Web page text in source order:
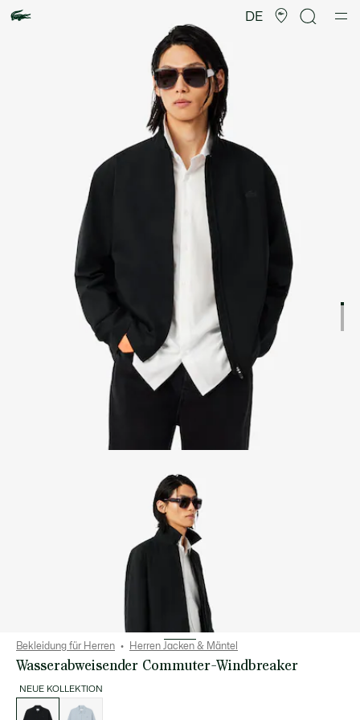
DE
Bekleidung für Herren Herren Jacken & Mäntel
Wasserabweisender Commuter-Windbreaker
NEUE KOLLEKTION
der
Varianten